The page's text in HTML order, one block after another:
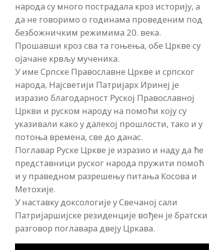
народа су много пострадала кроз историју, а
да не говоримо о годинама проведеним под
безбожничким режимима 20. века.
Прошавши кроз сва та гоњења, обе Цркве су
ојачане крвљу мученика.
У име Српске Православне Цркве и српског
народа, Најсветији Патријарх Иринеј је
изразио благодарност Руској Православној
Цркви и руском народу на помоћи коју су
указивали како у далекој прошлости, тако и у
потоња времена, све до данас.
Поглавар Руске Цркве је изразио и наду да ће
представници руског народа пружити помоћ
и у праведном разрешењу питања Косова и
Метохије.
У наставку доксологије у Свечаној сали
Патријаршијске резиденције вођен је братски
разговор поглавара двеју Цркава.